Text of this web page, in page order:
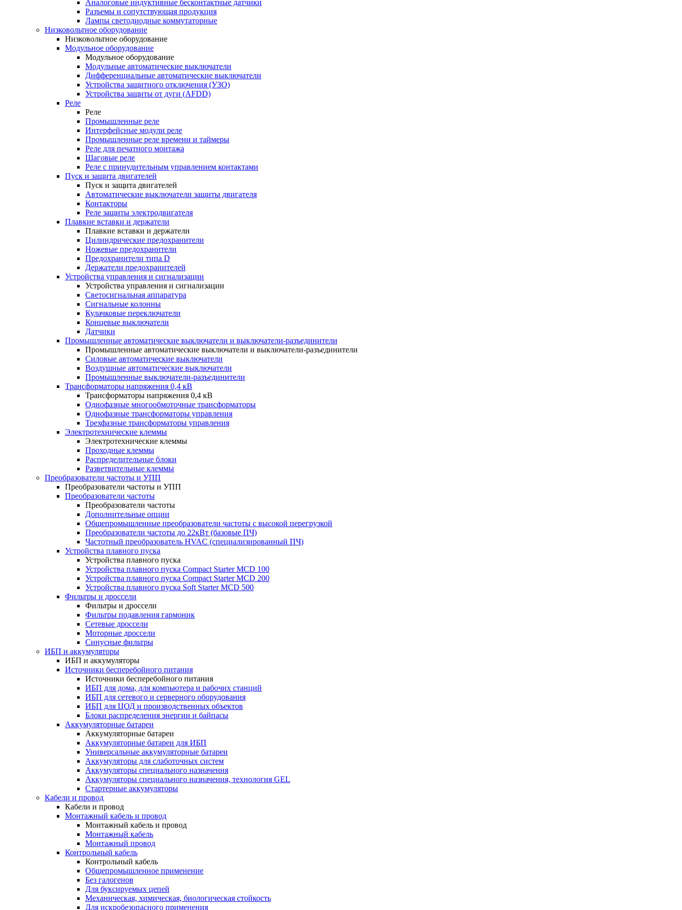
Аналоговые индуктивные бесконтактные датчики
Разъемы и сопутствующая продукция
Лампы светодиодные коммутаторные
Низковольтное оборудование
Низковольтное оборудование
Модульное оборудование
Модульное оборудование
Модульные автоматические выключатели
Дифференциальные автоматические выключатели
Устройства защитного отключения (УЗО)
Устройства защиты от дуги (AFDD)
Реле
Реле
Промышленные реле
Интерфейсные модули реле
Промышленные реле времени и таймеры
Реле для печатного монтажа
Шаговые реле
Реле с принудительным управлением контактами
Пуск и защита двигателей
Пуск и защита двигателей
Автоматические выключатели защиты двигателя
Контакторы
Реле защиты электродвигателя
Плавкие вставки и держатели
Плавкие вставки и держатели
Цилиндрические предохранители
Ножевые предохранители
Предохранители типа D
Держатели предохранителей
Устройства управления и сигнализации
Устройства управления и сигнализации
Светосигнальная аппаратура
Сигнальные колонны
Кулачковые переключатели
Концевые выключатели
Датчики
Промышленные автоматические выключатели и выключатели-разъединители
Промышленные автоматические выключатели и выключатели-разъединители
Силовые автоматические выключатели
Воздушные автоматические выключатели
Промышленные выключатели-разъединители
Трансформаторы напряжения 0,4 кВ
Трансформаторы напряжения 0,4 кВ
Однофазные многообмоточные трансформаторы
Однофазные трансформаторы управления
Трехфазные трансформаторы управления
Электротехнические клеммы
Электротехнические клеммы
Проходные клеммы
Распределительные блоки
Разветвительные клеммы
Преобразователи частоты и УПП
Преобразователи частоты и УПП
Преобразователи частоты
Преобразователи частоты
Дополнительные опции
Общепромышленные преобразователи частоты с высокой перегрузкой
Преобразователи частоты до 22кВт (базовые ПЧ)
Частотный преобразователь HVAC (специализированный ПЧ)
Устройства плавного пуска
Устройства плавного пуска
Устройства плавного пуска Compact Starter MCD 100
Устройства плавного пуска Compact Starter MCD 200
Устройства плавного пуска Soft Starter MCD 500
Фильтры и дроссели
Фильтры и дроссели
Фильтры подавления гармоник
Сетевые дроссели
Моторные дроссели
Синусные фильтры
ИБП и аккумуляторы
ИБП и аккумуляторы
Источники бесперебойного питания
Источники бесперебойного питания
ИБП для дома, для компьютера и рабочих станций
ИБП для сетевого и серверного оборудования
ИБП для ЦОД и производственных объектов
Блоки распределения энергии и байпасы
Аккумуляторные батареи
Аккумуляторные батареи
Аккумуляторные батареи для ИБП
Универсальные аккумуляторные батареи
Аккумуляторы для слаботочных систем
Аккумуляторы специального назначения
Аккумуляторы специального назначения, технология GEL
Стартерные аккумуляторы
Кабели и провод
Кабели и провод
Монтажный кабель и провод
Монтажный кабель и провод
Монтажный кабель
Монтажный провод
Контрольный кабель
Контрольный кабель
Общепромышленное применение
Без галогенов
Для буксируемых цепей
Механическая, химическая, биологическая стойкость
Для искробезопасного применения